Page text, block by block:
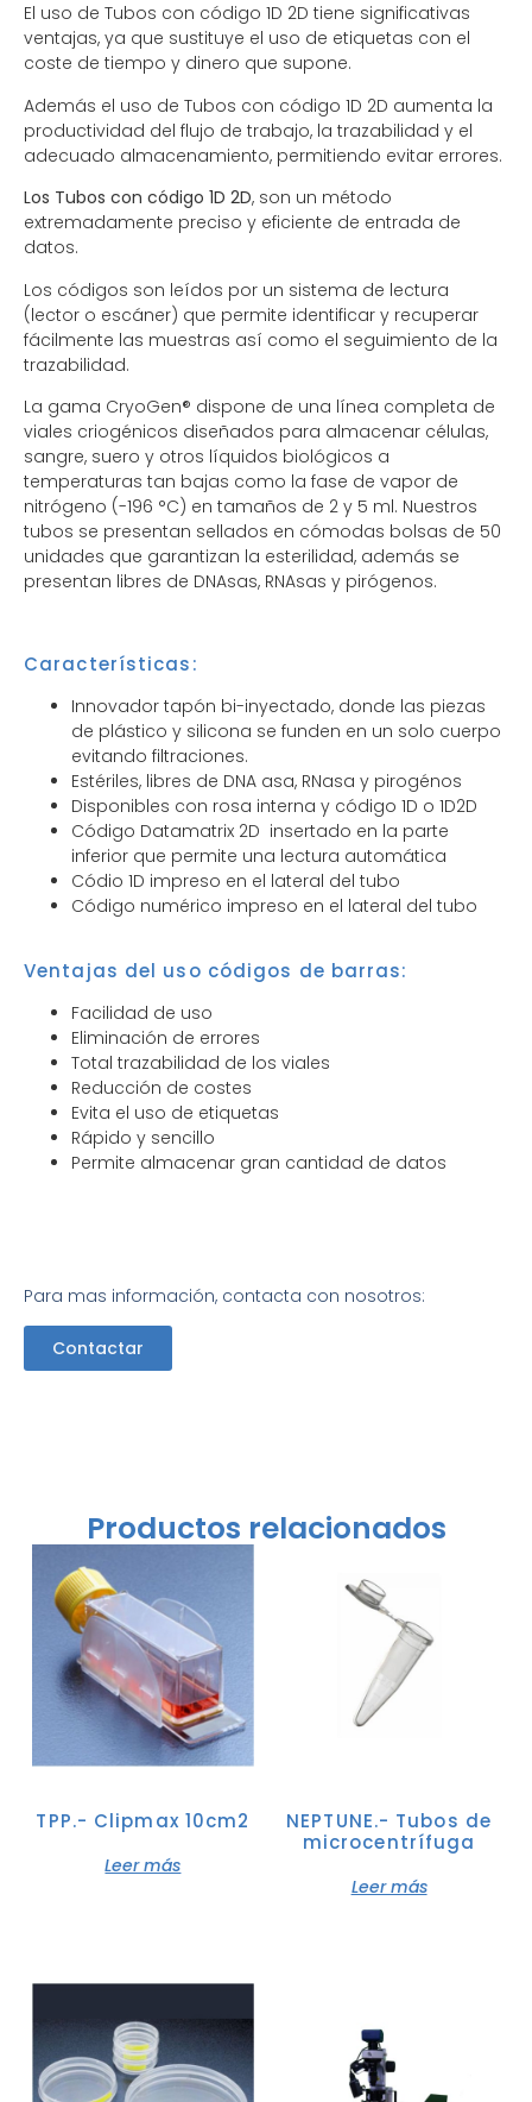
El uso de Tubos con código 1D 2D tiene significativas
ventajas, ya que sustituye el uso de etiquetas con el
coste de tiempo y dinero que supone.
Además el uso de Tubos con código 1D 2D aumenta la
productividad del flujo de trabajo, la trazabilidad y el
adecuado almacenamiento, permitiendo evitar errores.
Los Tubos con código 1D 2D, son un método
extremadamente preciso y eficiente de entrada de
datos.
Los códigos son leídos por un sistema de lectura
(lector o escáner) que permite identificar y recuperar
fácilmente las muestras así como el seguimiento de la
trazabilidad.
La gama CryoGen® dispone de una línea completa de
viales criogénicos diseñados para almacenar células,
sangre, suero y otros líquidos biológicos a
temperaturas tan bajas como la fase de vapor de
nitrógeno (-196 °C) en tamaños de 2 y 5 ml. Nuestros
tubos se presentan sellados en cómodas bolsas de 50
unidades que garantizan la esterilidad, además se
presentan libres de DNAsas, RNAsas y pirógenos.
Características:
Innovador tapón bi-inyectado, donde las piezas
de plástico y silicona se funden en un solo cuerpo
evitando filtraciones.
Estériles, libres de DNA asa, RNasa y pirogénos
Disponibles con rosa interna y código 1D o 1D2D
Código Datamatrix 2D insertado en la parte
inferior que permite una lectura automática
Códio 1D impreso en el lateral del tubo
Código numérico impreso en el lateral del tubo
Ventajas del uso códigos de barras:
Facilidad de uso
Eliminación de errores
Total trazabilidad de los viales
Reducción de costes
Evita el uso de etiquetas
Rápido y sencillo
Permite almacenar gran cantidad de datos
Para mas información, contacta con nosotros:
Contactar
Productos relacionados
TPP.- Clipmax 10cm2
Leer más
NEPTUNE.- Tubos de
microcentrífuga
Leer más